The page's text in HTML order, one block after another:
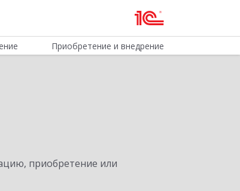
Приобретение и внедрение
приобретение или